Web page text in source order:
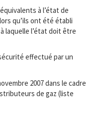
à l’état de
qu’ils ont été établi
laquelle l’état doit être
effectué par un
2007 dans le cadre
de gaz (liste